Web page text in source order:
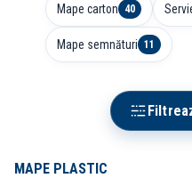
Mape carton 40
Mape semnături 11
MAPE PLASTIC